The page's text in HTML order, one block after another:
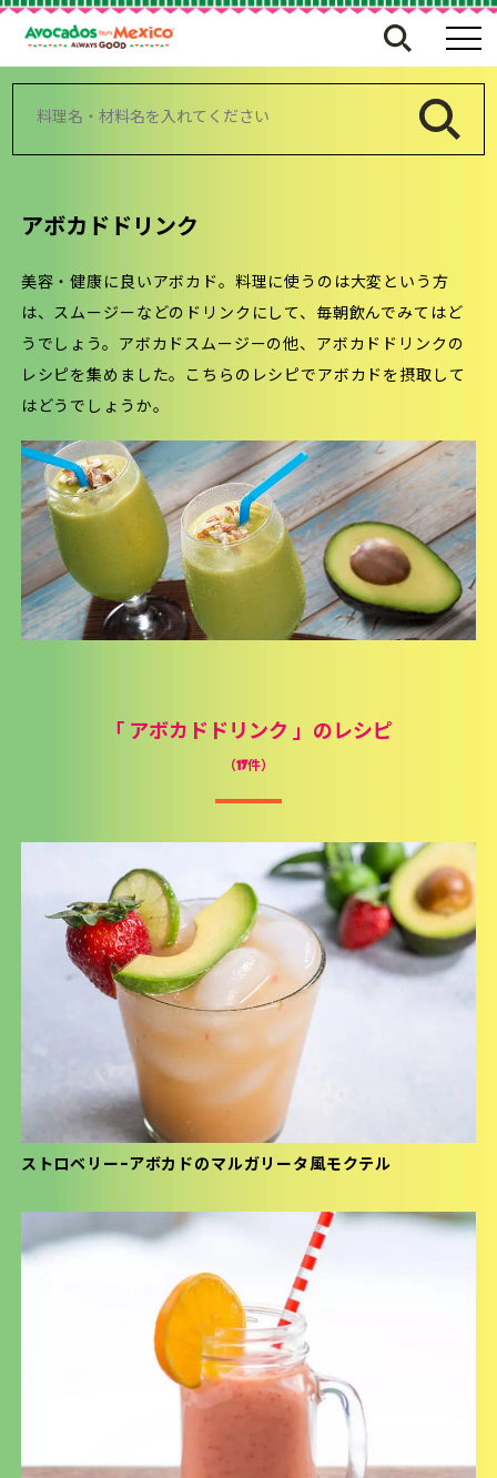
検
アボカドドリンク
美容・健康に良いアボカド。料理に使うのは大変という方
は、スムージーなどのドリンクにして、毎朝飲んでみてはど
うでしょう。アボカドスムージーの他、アボカドドリンクの
レシピを集めました。こちらのレシピでアボカドを摂取して
はどうでしょうか。
「 アボカドドリンク 」のレシピ
（17件）
ストロベリーｰアボカドのマルガリータ風モクテル